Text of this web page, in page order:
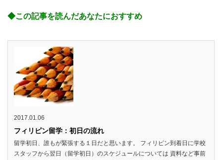
◆この記事を読んだあなたにおすすめ
2017.01.06
フィリピン留学：初日の流れ
留学初日、誰もが緊張する１日だと思います。 フィリピン到着日に学校
スタッフから翌日（留学初日）のスケジュールについては 資料など事前